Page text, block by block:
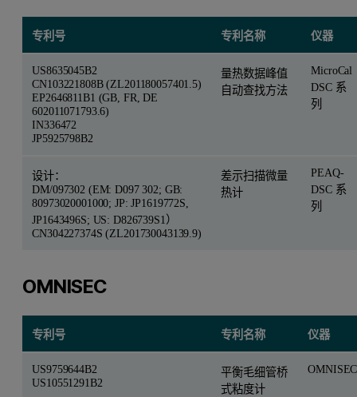
专利号 专利名称 仪器
US8635045B2
CN103221808B (ZL201180057401.5)
EP2646811B1 (GB, FR, DE
602011071793.6)
IN336472
JP5925798B2
量热数据峰值
自动查找方法
MicroCal
DSC 系
列
设计：
DM/097302 (EM: D097 302; GB:
80973020001000; JP: JP1619772S,
JP1643496S; US: D826739S1）
CN304227374S (ZL201730043139.9)
差示扫描微量
热计
PEAQ-
DSC 系
列
OMNISEC
专利号 专利名称 仪器
US9759644B2
US10551291B2
平衡毛细管桥
式粘度计
OMNISEC